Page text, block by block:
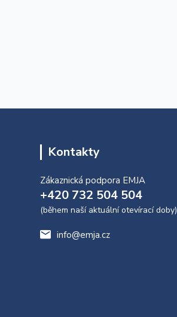
Kontakty
Zákaznická podpora EMJA
+420 732 504 504
(během naší aktuální otevírací doby)
info@emja.cz